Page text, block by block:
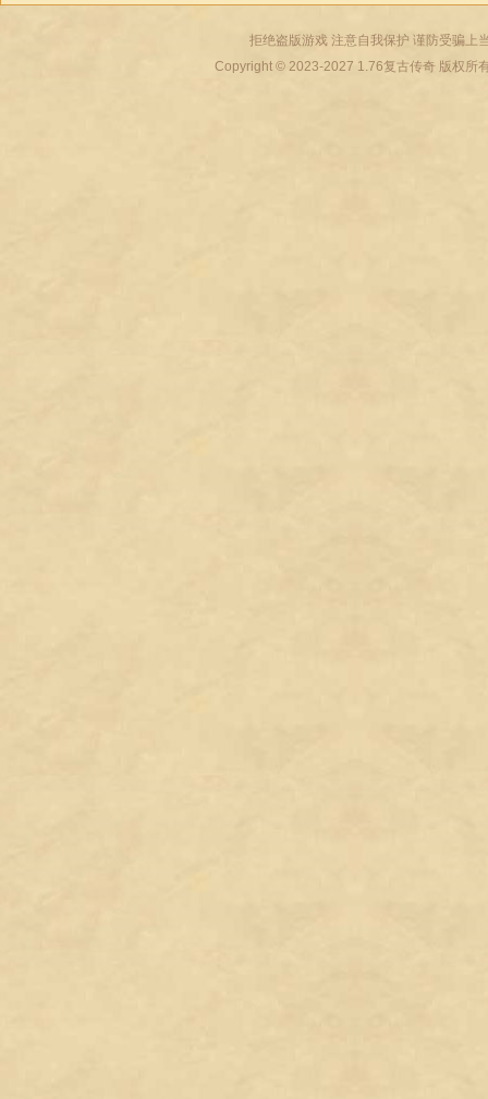
拒绝盗版游戏 注意自我保护 谨防受骗上
Copyright © 2023-2027 1.76复古传奇版权所